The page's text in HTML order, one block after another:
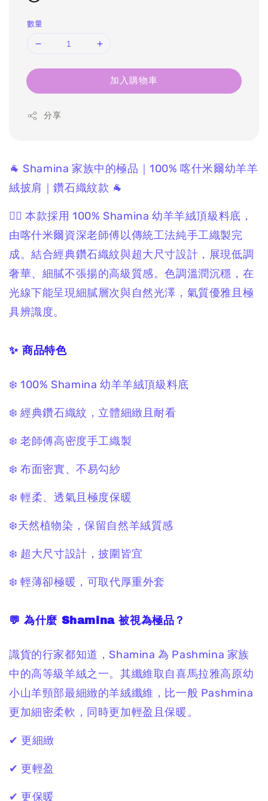
數量
加入購物車
分享
🐐 Shamina 家族中的極品｜100% 喀什米爾幼羊羊
絨披肩｜鑽石織紋款 🐐
❤️‍🔥 本款採用 100% Shamina 幼羊羊絨頂級料底，
由喀什米爾資深老師傅以傳統工法純手工織製完
成。結合經典鑽石織紋與超大尺寸設計，展現低調
奢華、細膩不張揚的高級質感。色調溫潤沉穩，在
光線下能呈現細膩層次與自然光澤，氣質優雅且極
具辨識度。
✨ 商品特色
❄️ 100% Shamina 幼羊羊絨頂級料底
❄️ 經典鑽石織紋，立體細緻且耐看
❄️ 老師傅高密度手工織製
❄️ 布面密實、不易勾紗
❄️ 輕柔、透氣且極度保暖
❄️天然植物染，保留自然羊絨質感
❄️ 超大尺寸設計，披圍皆宜
❄️ 輕薄卻極暖，可取代厚重外套
💬 為什麼 Shamina 被視為極品？
識貨的行家都知道，Shamina 為 Pashmina 家族
中的高等級羊絨之一。其纖維取自喜馬拉雅高原幼
小山羊頸部最細緻的羊絨纖維，比一般 Pashmina
更加細密柔軟，同時更加輕盈且保暖。
✔ 更細緻
✔ 更輕盈
✔ 更保暖